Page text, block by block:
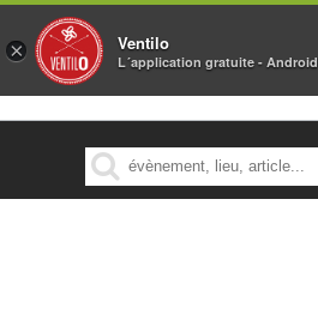
MENU
× Ventilo
L´application gratuite - Android